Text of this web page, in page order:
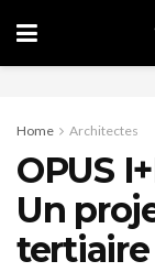
Home Architectes
OPUS
Un